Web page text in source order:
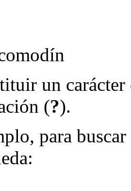
un
(?).
para